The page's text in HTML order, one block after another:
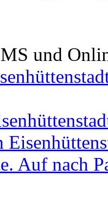
und
Auf nach